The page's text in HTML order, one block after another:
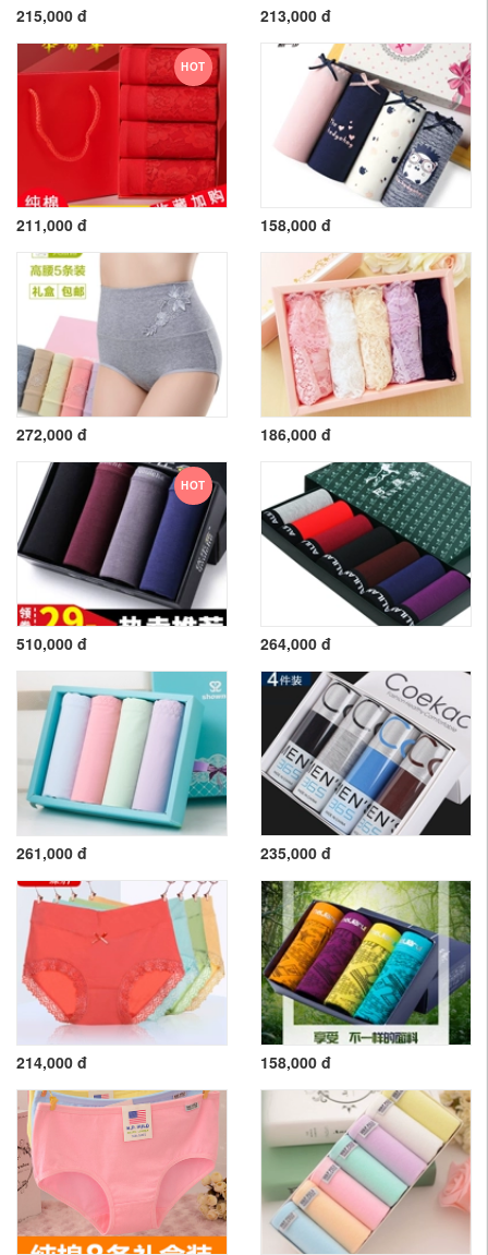
215,000 đ 213,000 đ
HOT
211,000 đ 158,000 đ
272,000 đ 186,000 đ
HOT
510,000 đ 264,000 đ
261,000 đ 235,000 đ
214,000 đ 158,000 đ